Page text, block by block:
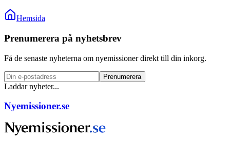
Hemsida
Prenumerera på nyhetsbrev
Få de senaste nyheterna om nyemissioner direkt till din inkorg.
Prenumerera
Laddar nyheter...
Nyemissioner.se